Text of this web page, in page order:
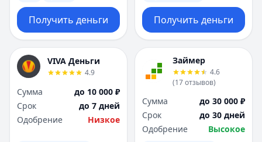
Получить деньги Получить деньги
VIVA Деньги
4.9
Сумма
до 10 000 ₽
Срок
до 7 дней
Одобрение
Низкое
Займер
4.6
(17отзывов)
Сумма
до 30 000 ₽
Срок
до 30 дней
Одобрение
Высокое